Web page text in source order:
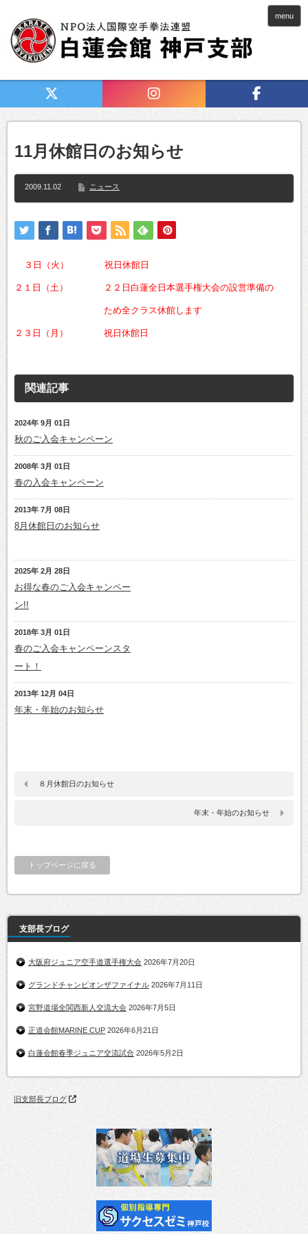
menu
11月休館日のお知らせ
2009.11.02 ニュース
３日（火） 祝日休館日
２１日（土） ２２日白蓮全日本選手権大会の設営準備の
ため全クラス休館します
２３日（月） 祝日休館日
関連記事
2024年 9月 01日
秋のご入会キャンペーン
2008年 3月 01日
春の入会キャンペーン
2013年 7月 08日
8月休館日のお知らせ
2025年 2月 28日
お得な春のご入会キャンペー
ン!!
2018年 3月 01日
春のご入会キャンペーンスタ
ート！
2013年 12月 04日
年末・年始のお知らせ
８月休館日のお知らせ
年末・年始のお知らせ
トップページに戻る
支部長ブログ
大阪府ジュニア空手道選手権大会 2026年7月20日
グランドチャンピオンザファイナル 2026年7月11日
宮野道場全関西新人交流大会 2026年7月5日
正道会館MARINE CUP 2026年6月21日
白蓮会館春季ジュニア交流試合 2026年5月2日
旧支部長ブログ